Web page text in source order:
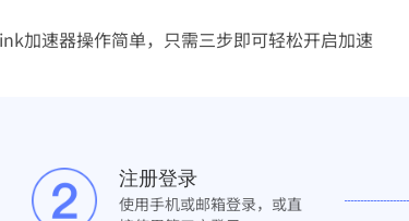
加速器操作简单，只需三步即可轻松开启加速
注册登录
使用手机或邮箱登录，或直